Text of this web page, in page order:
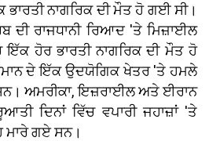
ਨਾਗਰਿਕ ਦੀ ਮੌਤ ਹੋ ਗਈ ਸੀ।
ਦੀ ਰਾਜਧਾਨੀ ਰਿਆਦ 'ਤੇ ਮਿਜ਼ਾਈਲ
ਹੋਰ ਭਾਰਤੀ ਨਾਗਰਿਕ ਦੀ ਮੌਤ ਹੋ
ਦੇ ਇੱਕ ਉਦਯੋਗਿਕ ਖੇਤਰ 'ਤੇ ਹਮਲੇ
ਅਮਰੀਕਾ, ਇਜ਼ਰਾਈਲ ਅਤੇ ਈਰਾਨ
ਦਿਨਾਂ ਵਿੱਚ ਵਪਾਰੀ ਜਹਾਜ਼ਾਂ 'ਤੇ
ਮਾਰੇ ਗਏ ਸਨ।